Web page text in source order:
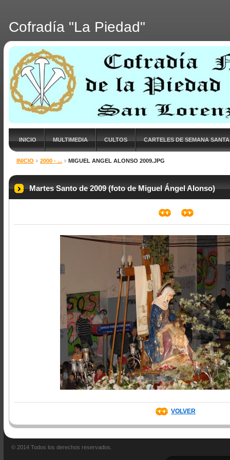
Cofradía "La Piedad"
INICIO MULTIMEDIA CULTOS CARTELES DE SEMANA SANTA
INICIO 2000 - ... MIGUEL ANGEL ALONSO 2009.JPG
Martes Santo de 2009 (foto de Miguel Ángel Alonso)
VOLVER
© 2014 Todos los derechos reservados.